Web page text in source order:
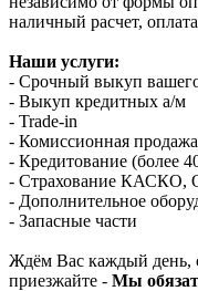
наличный расчет,
Наши услуги:
- Срочный выкуп
- Выкуп кредитных а/м
- Trade-in
- Комиссионная
- Кредитование (более
- Страхование
- Дополнительное
- Запасные части
Ждём Вас каждый день,
приезжайте - Мы